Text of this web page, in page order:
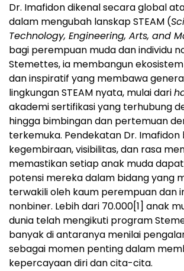
Dr. Imafidon dikenal secara global
dalam mengubah lanskap STEAM (
Technology, Engineering, Arts, and
bagi perempuan muda dan individu
Stemettes, ia membangun
dan inspiratif yang membawa
lingkungan STEAM nyata, mulai dari
akademi sertifikasi yang terhubung
hingga bimbingan dan pertemuan
terkemuka. Pendekatan Dr.
kegembiraan, visibilitas, dan rasa
memastikan setiap anak muda
potensi mereka dalam bidang yang
terwakili oleh kaum perempuan dan
nonbiner. Lebih dari 70.000[1] anak
dunia telah mengikuti program
banyak di antaranya menilai
sebagai momen penting dalam
kepercayaan diri dan cita-cita.